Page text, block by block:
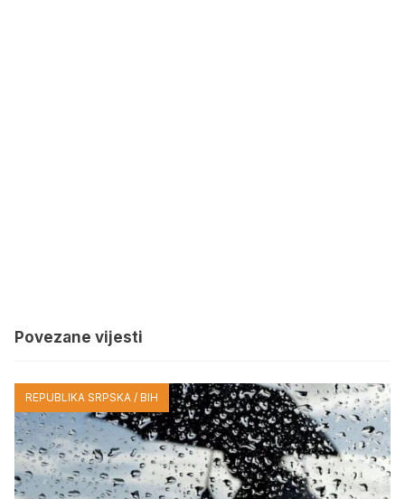
Povezane vijesti
REPUBLIKA SRPSKA / BIH